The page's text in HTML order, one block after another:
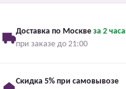
Доставка по Москве за 2 часа
при заказе до 21:00
Скидка 5% при самовывозе